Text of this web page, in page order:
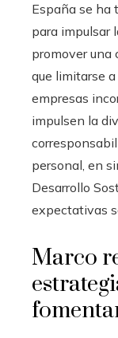
España se ha
para impulsar
promover una
que limitarse
empresas
impulsen la
personal, en
Desarrollo
expectativas
Marco